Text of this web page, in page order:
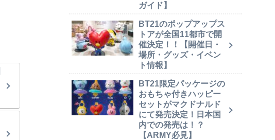
ガイド】
BT21のポップアップス
トアが全国11都市で開
催決定！！【開催日・
場所・グッズ・イベン
ト情報】
BT21限定パッケージの
おもちゃ付きハッピー
セットがマクドナルド
にて発売決定！日本国
内での発売は！？
【ARMY必見】